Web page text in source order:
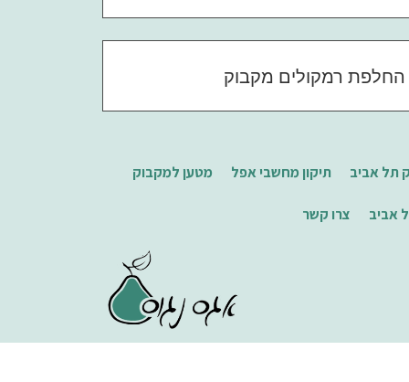
החלפת רמקולים מקבוק
תל אביב תיקון מחשבי אפל מטען למקבוק
אביב צרו קשר